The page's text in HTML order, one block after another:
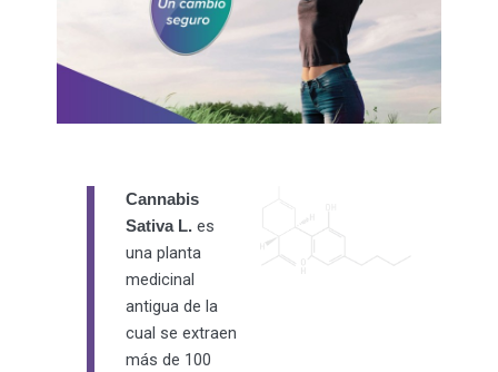
Cannabis
Sativa L.es
una planta
medicinal
antigua de la
cual se extraen
más de 100